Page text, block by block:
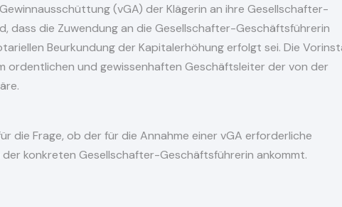
(vGA) der Klägerin an ihre Gesellschafter-
dass die Zuwendung an die Gesellschafter-Geschäftsführerin
Beurkundung der Kapitalerhöhung erfolgt sei. Die
ordentlichen und gewissenhaften Geschäftsleiter der von der
die Frage, ob der für die Annahme einer vGA erforderliche
konkreten Gesellschafter-Geschäftsführerin ankommt.